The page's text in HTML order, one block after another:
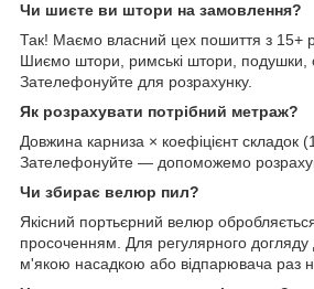
Чи шиєте ви штори на замовлення?
Так! Маємо власний цех пошиття з 15+
Шиємо штори, римські штори, подушки,
Зателефонуйте для розрахунку.
Як розрахувати потрібний метраж?
Довжина карниза × коефіцієнт складок
Зателефонуйте — допоможемо
Чи збирає велюр пил?
Якісний портьєрний велюр
просоченням. Для регулярного догляду
м'якою насадкою або відпарювача раз